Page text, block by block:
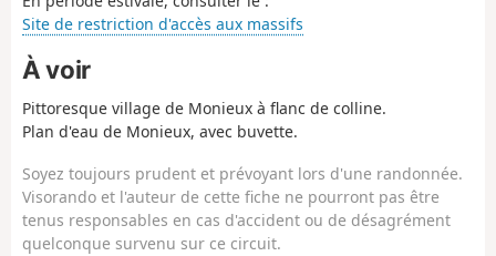
Site de restriction d'accès aux massifs
À voir
Pittoresque village de Monieux à flanc de colline.
Plan d'eau de Monieux, avec buvette.
Soyez toujours prudent et prévoyant lors d'une randonnée.
Visorando et l'auteur de cette fiche ne pourront pas être
tenus responsables en cas d'accident ou de désagrément
quelconque survenu sur ce circuit.